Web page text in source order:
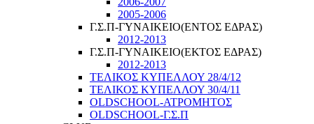
2005-2006
Γ.Σ.Π-ΓΥΝΑΙΚΕΙΟ(ΕΝΤΟΣ ΕΔΡΑΣ)
2012-2013
Γ.Σ.Π-ΓΥΝΑΙΚΕΙΟ(ΕΚΤΟΣ ΕΔΡΑΣ)
2012-2013
ΤΕΛΙΚΟΣ ΚΥΠΕΛΛΟΥ 28/4/12
ΤΕΛΙΚΟΣ ΚΥΠΕΛΛΟΥ 30/4/11
OLDSCHOOL-ΑΤΡΟΜΗΤΟΣ
OLDSCHOOL-Γ.Σ.Π